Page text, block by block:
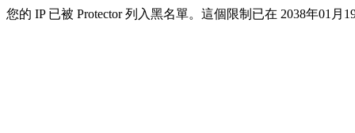
您的 IP 已被 Protector 列入黑名單。這個限制已在 2038年01月